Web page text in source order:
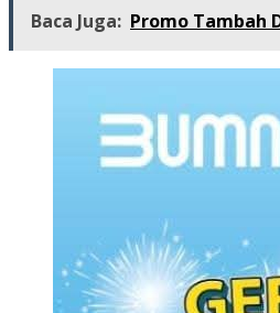
Baca Juga: Promo Tambah